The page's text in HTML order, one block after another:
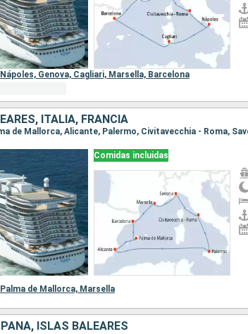
Nápoles, Genova, Cagliari, Marsella, Barcelona
ITALIA, FRANCIA
de Mallorca, Alicante, Palermo, Civitavecchia - Roma,
Comidas incluidas
Palma de Mallorca, Marsella
ISLAS BALEARES